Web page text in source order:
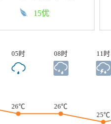
15优
05时 08时 11时
26℃
26℃
25℃